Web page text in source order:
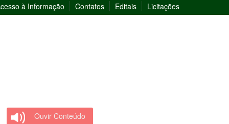
à Informação Contatos Editais Licitações
Ouvir Conteúdo